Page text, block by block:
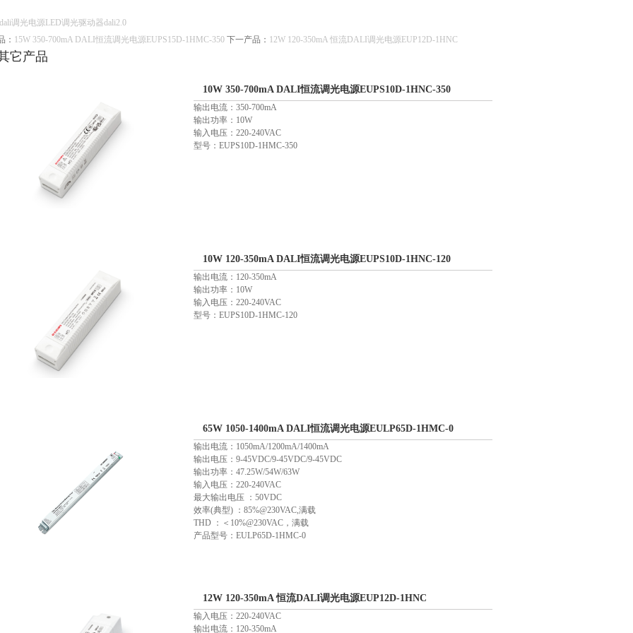
dali调光电源 LED调光驱动器dali2.0
： 15W 350-700mA DALI恒流调光电源EUPS15D-1HMC-350 下一产品： 12W 120-350mA 恒流DALI调光电源EUP12D-1HNC
它产品
10W 350-700mA DALI恒流调光电源EUPS10D-1HNC-350
输出电流：350-700mA
输出功率：10W
输入电压：220-240VAC
型号：EUPS10D-1HMC-350
10W 120-350mA DALI恒流调光电源EUPS10D-1HNC-120
输出电流：120-350mA
输出功率：10W
输入电压：220-240VAC
型号：EUPS10D-1HMC-120
65W 1050-1400mA DALI恒流调光电源EULP65D-1HMC-0
输出电流：1050mA/1200mA/1400mA
输出电压：9-45VDC/9-45VDC/9-45VDC
输出功率：47.25W/54W/63W
输入电压：220-240VAC
最大输出电压 ：50VDC
效率(典型) ：85%@230VAC,满载
THD ：＜10%@230VAC，满载
产品型号：EULP65D-1HMC-0
12W 120-350mA 恒流DALI调光电源EUP12D-1HNC
输入电压：220-240VAC
输出电流：120-350mA